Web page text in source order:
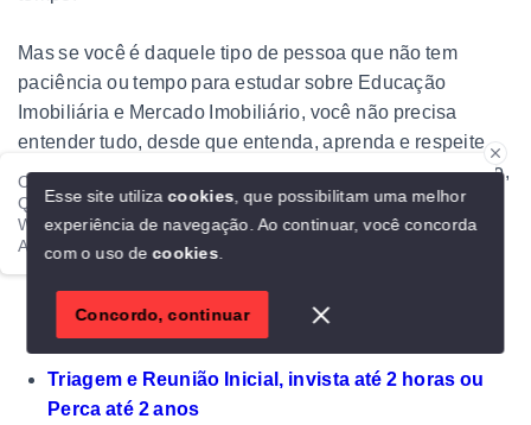
Mas se você é daquele tipo de pessoa que não tem
paciência ou tempo para estudar sobre Educação
Imobiliária e Mercado Imobiliário, você não precisa
entender tudo, desde que entenda, aprenda e respeite
pelo menos esses pontos fundamentais nos links abaixo,
que estão no menu Ajuda Profissional:
Como escolher uma Imobiliária
Como escolher um Corretor
Triagem e Reunião Inicial, invista até 2 horas ou
Perca até 2 anos
Ola!
Qualquer dúvida é só falar direto comigo aqui no meu
WhatsApp.
Alexandre Casas Contemporâneas
Esse site utilizacookies , que possibilitam uma melhor
experiência de navegação. Ao continuar, você concorda
com o uso decookies
Concordo, continuar